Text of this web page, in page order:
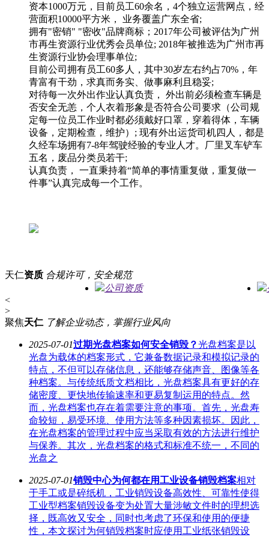
资本1000万元，目前员工60余名，4个独立运营网点，经
营面积10000平方米， 业务覆盖广东全省;
拥有"密销" "密收"品牌商标；2017年公司被评估为广州
市再生资源行业优秀会员单位; 2018年被推选为广州市再
生资源行业协会理事单位;
目前公司拥有员工60多人，其中30岁左右约占70%，年
青富有干劲，求真而务实、做事麻利且稳妥;
对待每一次外出作业认真负责， 外出前必须检查车辆是
否安全无恙，个人衣着形象是否符合公司要求（公司规
定每一位员工作业时都必须戴好口罩，穿着得体，车辆
设备，定期检查，维护）; 现有外出运货司机四人，都是
久经车场拥有7-8年驾驶经验的专业人才。厂里叉车铲车
五名，废品分类员若干;
认真负责， 一直秉持着“简单的事情重复做，重复做一
件事”认真完成每一个工作。
天仁资质 合规许可，安全规范
公司资质
<
>
聚焦天仁 了解企业动态，掌握行业风向
2025-07-01过期光盘档案如何安全销毁？光盘档案是以
光盘为载体的档案形式，它兼备数据记录和模拟记录的
特点，不但可以存储信息，还能够存储声音、图像等各
种档案。与传统纸质文档相比，光盘档案具有更好的存
储密度、更快地传输速率和更易复制运用的特点。然
而，光盘档案也存在着需要注意的事项。首先，光盘寿
命较短，易受环境、使用方法等多种因素损坏。因此，
在光盘档案的管理过程中应当采取有效的方法进行维护
与保养。其次，光盘档案的格式和标准不统一，不同的
光盘之
2025-07-01销毁中心为何都在用工业设备销毁档案相对
于手工或是碎纸机，工业销毁设备高效性、可靠性使得
工业型档案销毁设备变为处置大量涉敏文件时的理想选
择，既高效又安全，同时也考虑了环保和使用的便捷
性，本文探讨为何销毁档案时应使用工业纸张销毁设